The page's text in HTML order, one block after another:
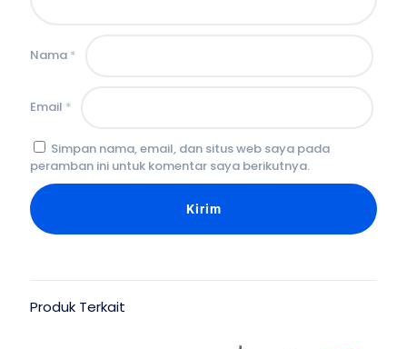
Nama *
Email *
Simpan nama, email, dan situs web saya pada
peramban ini untuk komentar saya berikutnya.
Produk Terkait